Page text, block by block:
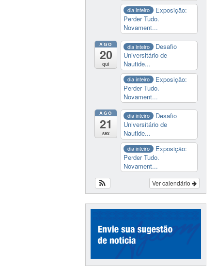
dia inteiro
Exposição:
Perder Tudo.
Novament...
AGO
20
qui
dia inteiro
Desafio
Universitário de
Nautide...
dia inteiro
Exposição:
Perder Tudo.
Novament...
AGO
21
sex
dia inteiro
Desafio
Universitário de
Nautide...
dia inteiro
Exposição:
Perder Tudo.
Novament...
Ver calendário